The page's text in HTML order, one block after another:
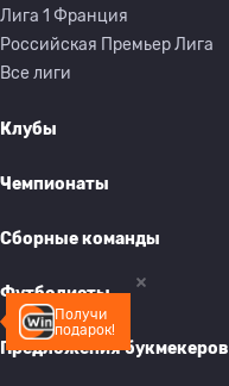
Получи
подарок!
Лига 1 Франция
Российская Премьер Лига
Все лиги
Клубы
Чемпионаты
Сборные команды
Футболисты
Предложения букмекеров